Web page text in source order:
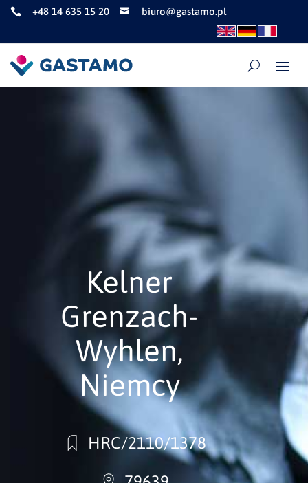
 +48 14 635 15 20  biuro@gastamo.pl
Kelner
Grenzach-
Wyhlen,
Niemcy
HRC/2110/1378